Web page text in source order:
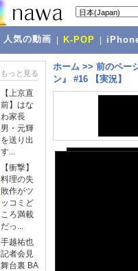
人気の動画 K-POP
もっと見る
【上京直
前】はな
わ家長
男・元輝
を送り出
す...
【衝撃】
料理の失
敗作がツ
ッコミど
ころ満載
だっ...
手越祐也
記者会見
舞台裏 BA
ホーム >> 前のペー
ン』 #16 【実況】